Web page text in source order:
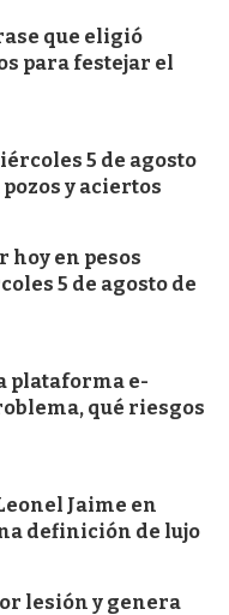
que eligió
para festejar el
5 de agosto
y aciertos
hoy en pesos
5 de agosto de
plataforma e-
qué riesgos
Jaime en
definición de lujo
lesión y genera